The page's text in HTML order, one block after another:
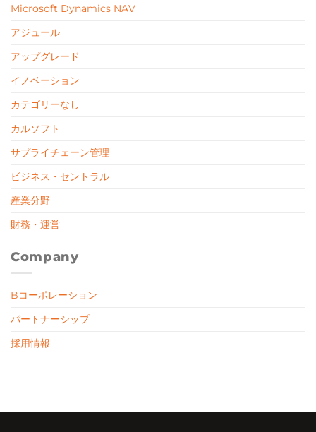
Microsoft Dynamics NAV
アジュール
アップグレード
イノベーション
カテゴリーなし
カルソフト
サプライチェーン管理
ビジネス・セントラル
産業分野
財務・運営
Company
Bコーポレーション
パートナーシップ
採用情報